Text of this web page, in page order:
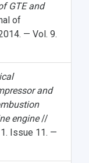
GTE and
of
— Vol. 9.
and
engine//
Issue 11. —